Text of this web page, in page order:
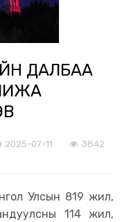
ДАЛБАА
2025-07-11 3842
Улсын 819 жил,
114 жил,